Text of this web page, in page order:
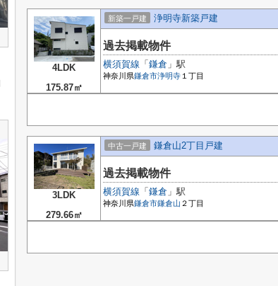
4LDK
175.87㎡
新築一戸建 浄明寺新築戸建
過去掲載物件
横須賀線 「 鎌倉 」駅
神奈川県鎌倉市浄明寺 １丁目
3LDK
279.66㎡
中古一戸建 鎌倉山2丁目戸建
過去掲載物件
横須賀線 「 鎌倉 」駅
神奈川県鎌倉市鎌倉山 ２丁目